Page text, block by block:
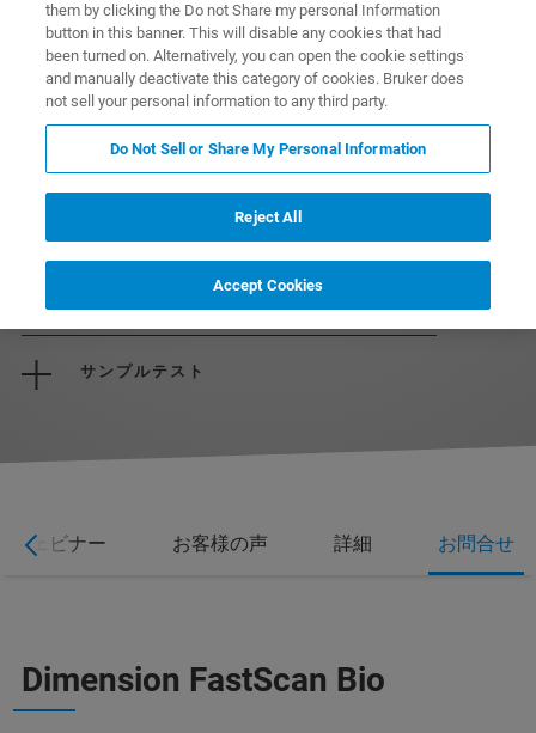
パンフレットをダウンロード
サンプルテスト
ウェビナー お客様の声 詳細 お問合せ
Dimension FastScan Bio
them by clicking the Do not Share my personal Information
button in this banner. This will disable any cookies that had
been turned on. Alternatively, you can open the cookie settings
and manually deactivate this category of cookies. Bruker does
not sell your personal information to any third party.
Do Not Sell or Share My Personal Information
Reject All
Accept Cookies